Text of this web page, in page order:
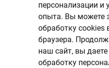
персонализации и
опыта. Вы можете
обработку сookies
браузера.
наш сайт, вы даете
обработку